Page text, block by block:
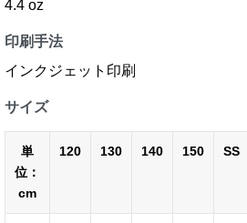
4.4 oz
印刷手法
インクジェット印刷
サイズ
単
位：
cm
120 130 140 150 SS